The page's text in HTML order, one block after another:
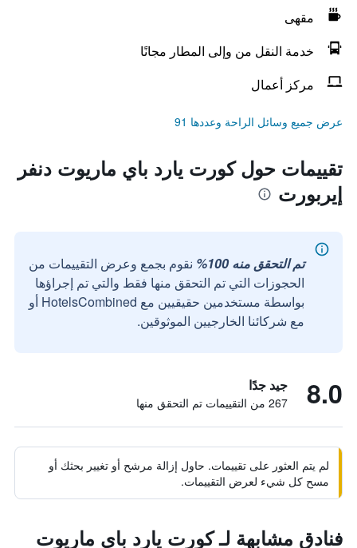
مقهى
خدمة النقل من وإلى المطار مجانًا
مركز أعمال
عرض جميع وسائل الراحة وعددها 91
تقييمات حول كورت يارد باي ماريوت دنفر
إيربورت
تم التحقق منه 100%
نقوم بجمع وعرض التقييمات من
الحجوزات التي تم التحقق منها فقط والتي تم إجراؤها
بواسطة مستخدمين حقيقيين مع HotelsCombined أو
مع شركائنا الخارجيين الموثوقين.
8.0 جيد جدًا
267 من التقييمات تم التحقق منها
لم يتم العثور على تقييمات. حاول إزالة مرشح أو تغيير بحثك أو
مسح كل شيء لعرض التقييمات.
فنادق مشابهة لـ كورت يارد باي ماريوت